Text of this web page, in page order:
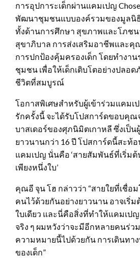
การอุปการะเด็กผ่านแคมเปญ
พัฒนาชุมชนแบบองค์รวมของมูลนิ
ทั้งด้านการศึกษา สุขภาพและโภชน
สุขาภิบาล การส่งเสริมอาชีพและ
การปกป้องคุ้มครองเด็ก โดยทำงา
ชุมชน เพื่อให้เด็กเติบโตอย่างปลอ
ชีวิตที่สมบูรณ์
โอกาสพิเศษสำหรับผู้เข้าร่วมแคมเป
รักครั้งนี้ จะได้รับโปสการ์ดขอบคุ
บาสเดอร์ของศุภนิมิตเกาหลี ซึ่งเป็น
ยาวนานกว่า 16 ปี โปสการ์ดนี้สะท้
แคมเปญ นั่นคือ ‘สายสัมพันธ์ที่เริ่ม
เพียงหนึ่งใบ’
คุณอี จุน โฮ กล่าวว่า “สายใยที่เชื่อ
คนไว้ด้วยกันอย่างยาวนาน อาจเริ่ม
ใบเดียว และนี่คือสิ่งที่ทำให้แคมเปญ
จริง ๆ ผมหวังว่าจะมีอีกหลายคนร่ว
ความหมายนี้ไปด้วยกัน การเดินทาง
ของเด็ก”